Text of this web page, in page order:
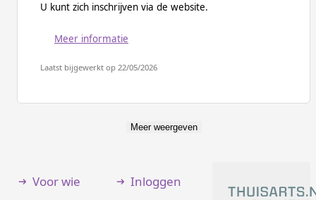
U kunt zich inschrijven via de website.
Meer informatie
Laatst bijgewerkt op 22/05/2026
Meer weergeven
Voor wie
Inloggen